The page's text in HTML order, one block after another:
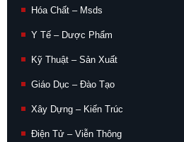
Hóa Chất – Msds
Y Tế – Dược Phẩm
Kỹ Thuật – Sản Xuất
Giáo Dục – Đào Tạo
Xây Dựng – Kiến Trúc
Điện Tử – Viễn Thông